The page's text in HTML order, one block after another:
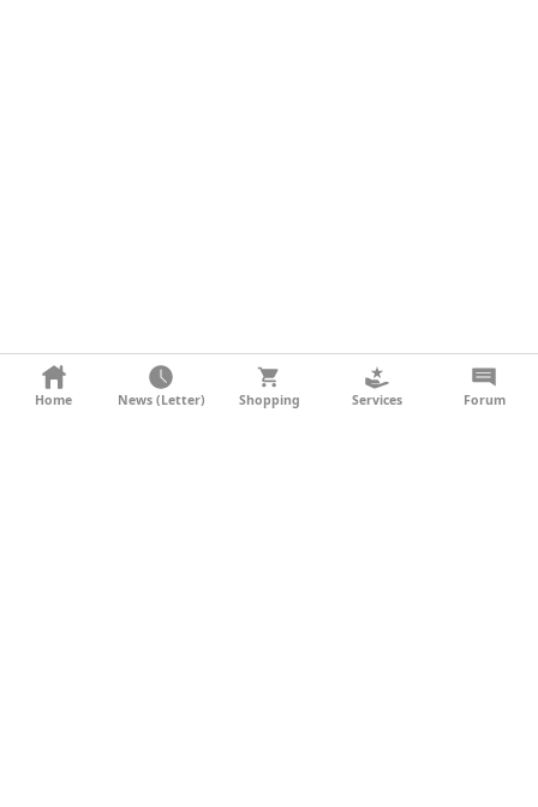
KONTAKT
Home News (Letter) Shopping Services Forum